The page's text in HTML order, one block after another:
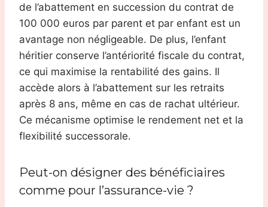
de l’abattement en succession du contrat de
100 000 euros par parent et par enfant est un
avantage non négligeable. De plus, l’enfant
héritier conserve l’antériorité fiscale du contrat,
ce qui maximise la rentabilité des gains. Il
accède alors à l’abattement sur les retraits
après 8 ans, même en cas de rachat ultérieur.
Ce mécanisme optimise le rendement net et la
flexibilité successorale.
Peut-on désigner des bénéficiaires
comme pour l’assurance-vie ?